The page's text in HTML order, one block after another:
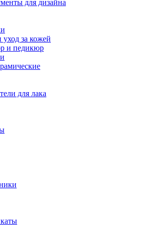
для дизайна
за кожей
и педикюр
для лака